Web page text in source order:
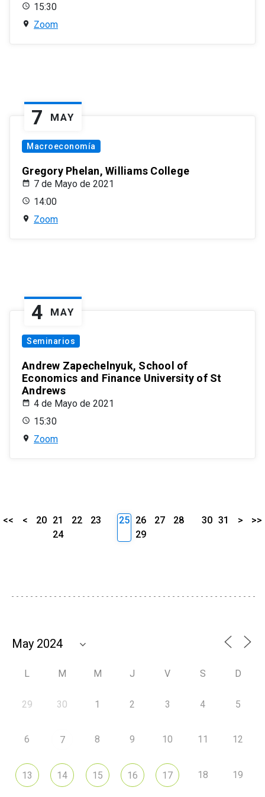
15:30
Zoom
7 MAY
Macroeconomía
Gregory Phelan, Williams College
7 de Mayo de 2021
14:00
Zoom
4 MAY
Seminarios
Andrew Zapechelnyuk, School of
Economics and Finance University of St
Andrews
4 de Mayo de 2021
15:30
Zoom
<< < 20 21 22
23
24
25 26 27
28
29
30 31 > >>
L M M J V S D
29 30 1 2 3 4 5
6 7 8 9 10 11 12
13 14 15 16 17 18 19